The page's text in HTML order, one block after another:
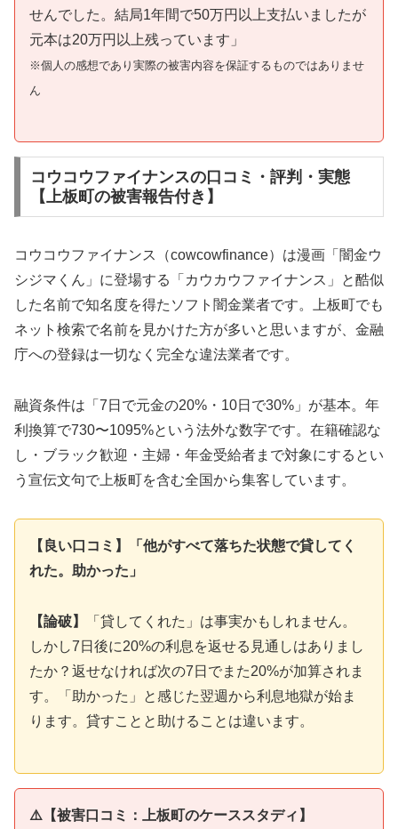
せんでした。結局1年間で50万円以上支払いましたが
元本は20万円以上残っています」
※個人の感想であり実際の被害内容を保証するものではありませ
ん
コウコウファイナンスの口コミ・評判・実態
【上板町の被害報告付き】
コウコウファイナンス（cowcowfinance）は漫画「闇金ウ
シジマくん」に登場する「カウカウファイナンス」と酷似
した名前で知名度を得たソフト闇金業者です。上板町でも
ネット検索で名前を見かけた方が多いと思いますが、金融
庁への登録は一切なく完全な違法業者です。
融資条件は「7日で元金の20%・10日で30%」が基本。年
利換算で730〜1095%という法外な数字です。在籍確認な
し・ブラック歓迎・主婦・年金受給者まで対象にするとい
う宣伝文句で上板町を含む全国から集客しています。
【良い口コミ】「他がすべて落ちた状態で貸してく
れた。助かった」
【論破】
「貸してくれた」は事実かもしれません。
しかし7日後に20%の利息を返せる見通しはありまし
たか？返せなければ次の7日でまた20%が加算されま
す。「助かった」と感じた翌週から利息地獄が始ま
ります。貸すことと助けることは違います。
⚠️【被害口コミ：上板町のケーススタディ】